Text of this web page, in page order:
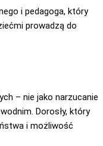
i pedagoga, który
prowadzą do
– nie jako narzucanie
Dorosły, który
i możliwość